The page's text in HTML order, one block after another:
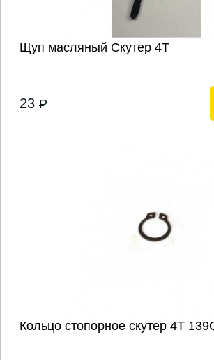
Щуп масляный Скутер 4Т
23 P
Кольцо стопорное скутер 4T